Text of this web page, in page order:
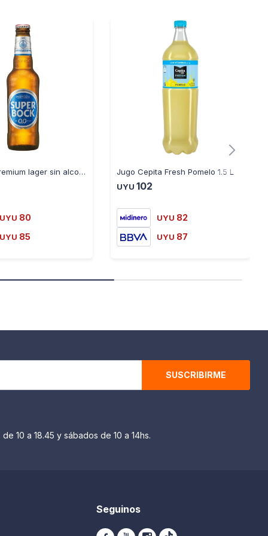
Cerveza premium lager sin alcohol Super Bock Bot 330cc
UYU 80
UYU 85
Jugo Cepita Fresh Pomelo 1.5 L
UYU 102
UYU 82
UYU 87
SUSCRIBIRME
10 a 18.45 y sábados de 10 a 14hs.
Seguinos